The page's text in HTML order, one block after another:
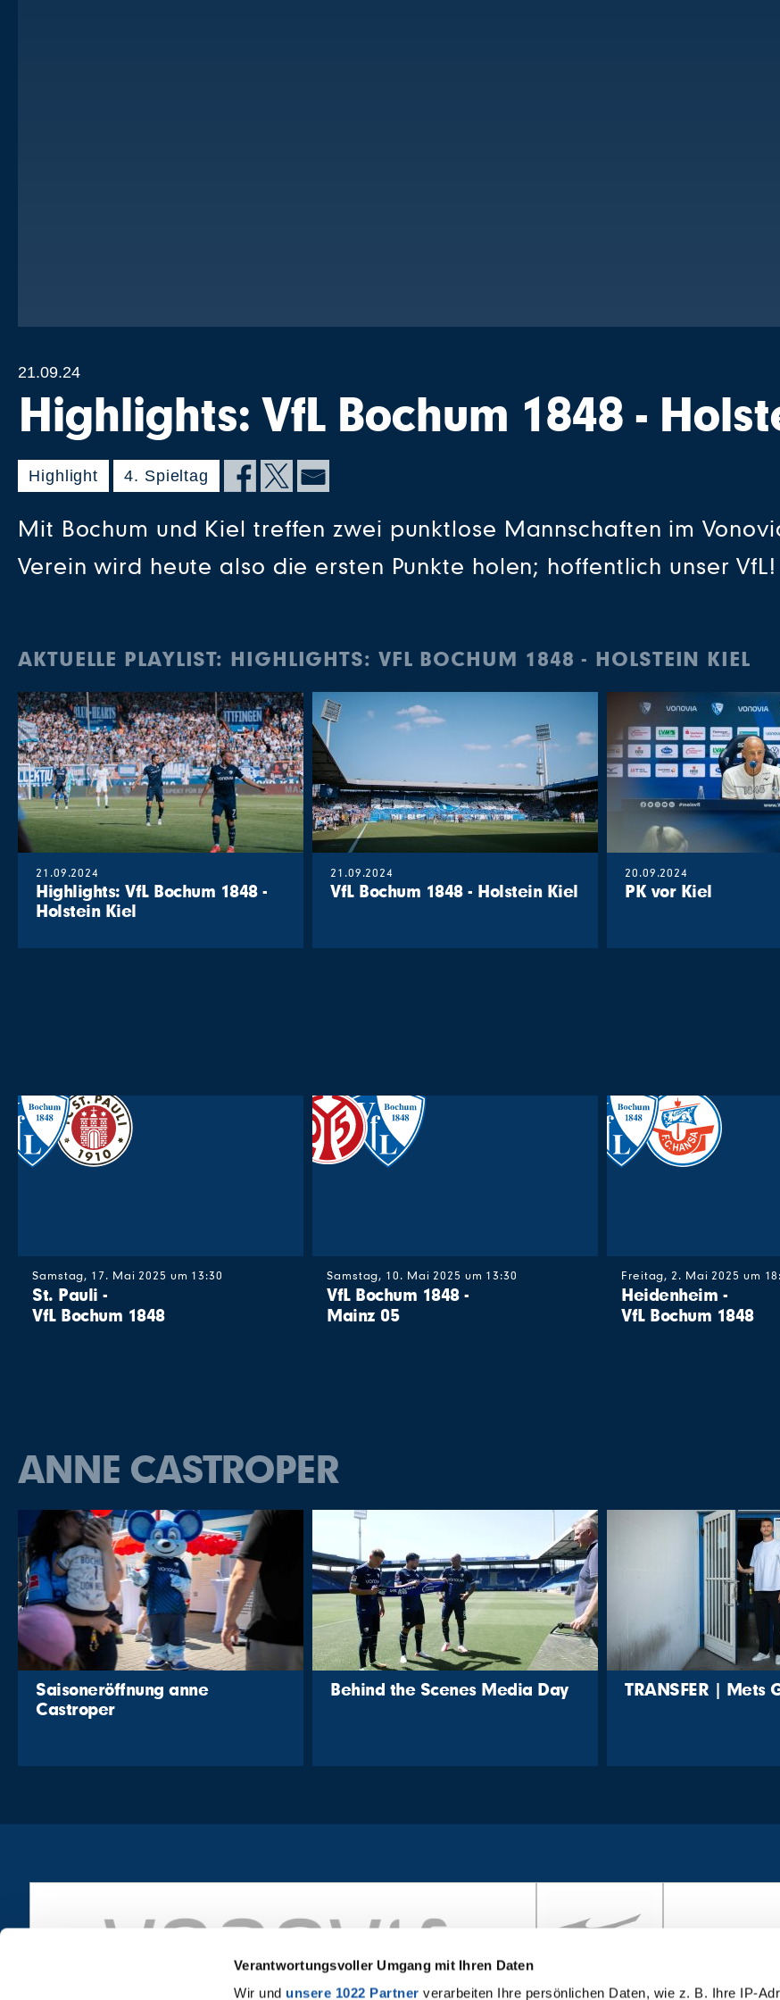
Verantwortungsvoller Umgang mit Ihren Daten
Wir und unsere 1022 Partner verarbeiten Ihre persönlichen Daten, wie z. B. Ihre IP-
21.09.24
Highlights: VfL Bochum 1848 -
Highlight 4. Spieltag
Mit Bochum und Kiel treffen zwei punktlose Mannschaften im
Verein wird heute also die ersten Punkte holen; hoffentlich unser VfL!
AKTUELLE PLAYLIST: HIGHLIGHTS: VFL BOCHUM 1848 - HOLSTEIN KIEL
21.09.2024
Highlights: VfL Bochum 1848 -
Holstein Kiel
21.09.2024
VfL Bochum 1848 - Holstein Kiel
20.09.2024
PK vor Kiel
34. Spieltag
Samstag, 17. Mai 2025 um 13:30
St. Pauli -
VfL Bochum 1848
33. Spieltag
Samstag, 10. Mai 2025 um 13:30
VfL Bochum 1848 -
Mainz 05
32. Spieltag
Freitag, 2. Mai 2025 um
Heidenheim -
VfL Bochum 1848
ANNE CASTROPER
Saisoneröffnung anne
Castroper
Behind the Scenes Media Day TRANSFER | Mets